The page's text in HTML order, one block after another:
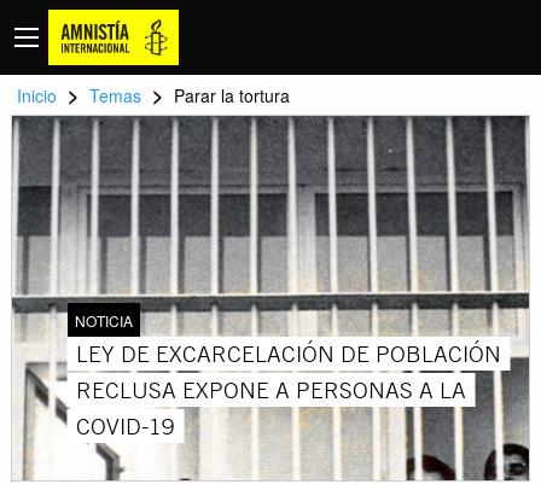
Inicio > Temas > Parar la tortura
NOTICIA
LEY DE EXCARCELACIÓN DE POBLACIÓN
RECLUSA EXPONE A PERSONAS A LA
COVID-19